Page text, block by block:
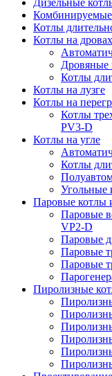
Дизельные
Котлы
Котлы на дровах
Дровяные
Котлы
Котлы на лузге
Котлы на
Котлы
PV3-D
Котлы на угле
Котлы
Угольные
Паровые котлы
Паровые
VP2-D
Паровые
Паровые
Паровые
Пиролизные